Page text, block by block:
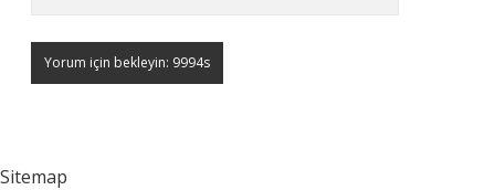
Sitemap